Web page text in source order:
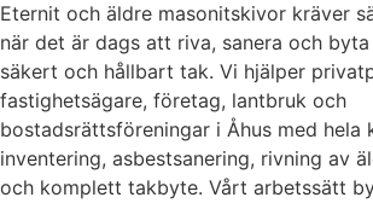
Eternit och äldre masonitskivor kräver
när det är dags att riva, sanera och
säkert och hållbart tak. Vi hjälper
fastighetsägare, företag, lantbruk och
bostadsrättsföreningar i Åhus med hela
inventering, asbestsanering, rivning av
och komplett takbyte. Vårt arbetssätt